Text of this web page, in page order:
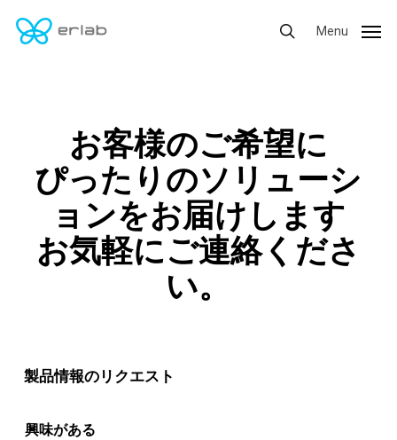
search
Menu
お客様のご希望に
ぴったりのソリューシ
ョンをお届けします
お気軽にご連絡くださ
い。
製品情報のリクエスト
興味がある